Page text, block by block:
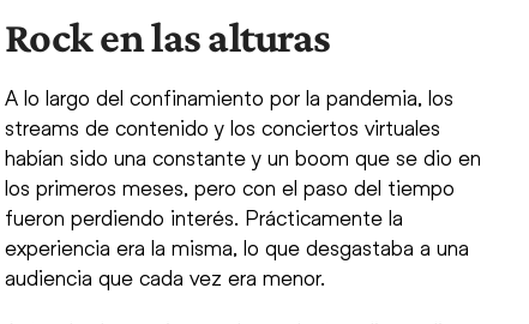
Rock en las alturas
A lo largo del confinamiento por la pandemia, los
streams de contenido y los conciertos virtuales
habían sido una constante y un boom que se dio en
los primeros meses, pero con el paso del tiempo
fueron perdiendo interés. Prácticamente la
experiencia era la misma, lo que desgastaba a una
audiencia que cada vez era menor.